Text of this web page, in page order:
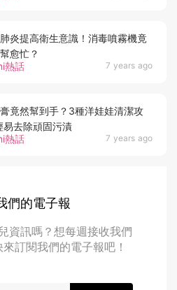
熱話 7 years ago
炎提高衛生意識！消毒噴霧機竟
愈忙？
熱話 7 years ago
竟然幫到手？3種洋娃娃清潔攻
易去除頑固污漬
們的電子報
資訊嗎？想每週接收我們
訂閱我們的電子報吧！